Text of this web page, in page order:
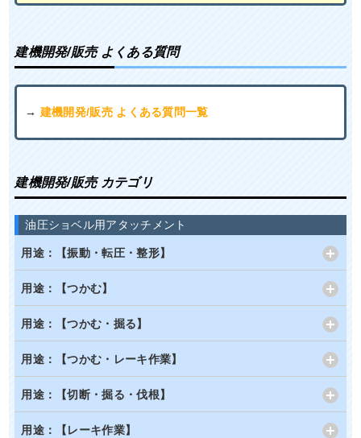
建機開発/販売 よくある質問
→ 建機開発/販売 よくある質問一覧
建機開発/販売 カテゴリ
油圧ショベル用アタッチメント
用途：【振動・転圧・整形】
用途：【つかむ】
用途：【つかむ・掘る】
用途：【つかむ・レーキ作業】
用途：【切断・掘る・伐根】
用途：【レーキ作業】